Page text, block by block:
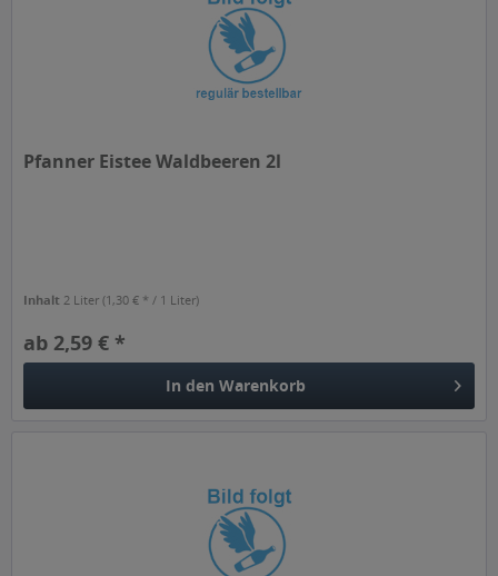
Pfanner Eistee Waldbeeren 2l
Inhalt2 Liter(1,30 € * / 1 Liter)
ab 2,59 € *
In den Warenkorb